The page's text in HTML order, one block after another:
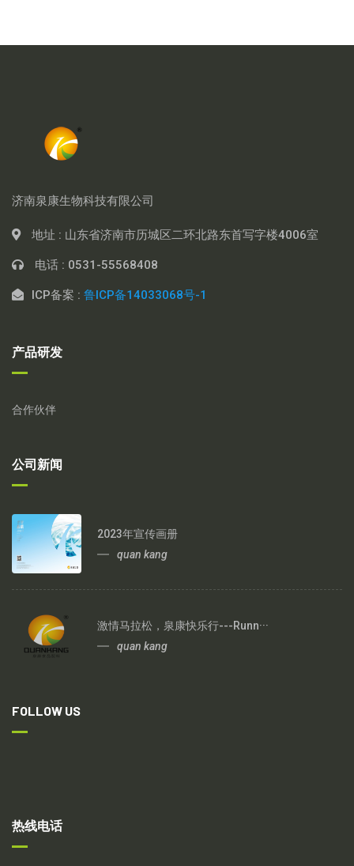
济南泉康生物科技有限公司
地址 : 山东省济南市历城区二环北路东首写字楼4006室
电话 : 0531-55568408
ICP备案 : 鲁ICP备14033068号-1
产品研发
合作伙伴
公司新闻
2023年宣传画册
quan kang
激情马拉松，泉康快乐行---Runn···
quan kang
FOLLOW US
热线电话